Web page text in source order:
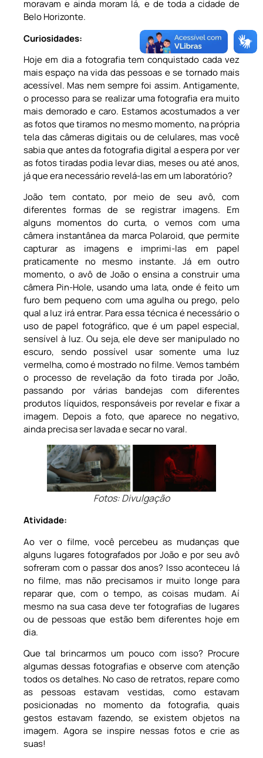
moravam e ainda moram lá, e de toda a cidade de
Belo Horizonte.
Curiosidades:
Hoje em dia a fotografia tem conquistado cada vez
mais espaço na vida das pessoas e se tornado mais
acessível. Mas nem sempre foi assim. Antigamente,
o processo para se realizar uma fotografia era muito
mais demorado e caro. Estamos acostumados a ver
as fotos que tiramos no mesmo momento, na própria
tela das câmeras digitais ou de celulares, mas você
sabia que antes da fotografia digital a espera por ver
as fotos tiradas podia levar dias, meses ou até anos,
já que era necessário revelá-las em um laboratório?
João tem contato, por meio de seu avô, com
diferentes formas de se registrar imagens. Em
alguns momentos do curta, o vemos com uma
câmera instantânea da marca Polaroid, que permite
capturar as imagens e imprimi-las em papel
praticamente no mesmo instante. Já em outro
momento, o avô de João o ensina a construir uma
câmera Pin-Hole, usando uma lata, onde é feito um
furo bem pequeno com uma agulha ou prego, pelo
qual a luz irá entrar. Para essa técnica é necessário o
uso de papel fotográfico, que é um papel especial,
sensível à luz. Ou seja, ele deve ser manipulado no
escuro, sendo possível usar somente uma luz
vermelha, como é mostrado no filme. Vemos também
o processo de revelação da foto tirada por João,
passando por várias bandejas com diferentes
produtos líquidos, responsáveis por revelar e fixar a
imagem. Depois a foto, que aparece no negativo,
ainda precisa ser lavada e secar no varal.
Fotos: Divulgação
Atividade:
Ao ver o filme, você percebeu as mudanças que
alguns lugares fotografados por João e por seu avô
sofreram com o passar dos anos? Isso aconteceu lá
no filme, mas não precisamos ir muito longe para
reparar que, com o tempo, as coisas mudam. Aí
mesmo na sua casa deve ter fotografias de lugares
ou de pessoas que estão bem diferentes hoje em
dia.
Que tal brincarmos um pouco com isso? Procure
algumas dessas fotografias e observe com atenção
todos os detalhes. No caso de retratos, repare como
as pessoas estavam vestidas, como estavam
posicionadas no momento da fotografia, quais
gestos estavam fazendo, se existem objetos na
imagem. Agora se inspire nessas fotos e crie as
suas!